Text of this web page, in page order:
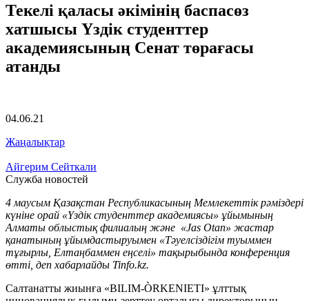
Текелі қаласы әкімінің баспасөз
хатшысы Үздік студенттер
академиясының Сенат төрағасы
атанды
04.06.21
Жаңалықтар
Айгерим Сейткали
Служба новостей
4 маусым Қазақстан Республикасының Мемлекеттік рәміздері
күніне орай «Үздік студенттер академиясы» ұйымының
Алматы облыстық филиалың және «Jas Otan» жастар
қанатының ұйымдастыруымен «Тәуелсіздігім туыммен
тұғырлы, Елтаңбаммен еңселі» тақырыбында конференция
өтті, деп хабарлайды Tinfo.kz.
Салтанатты жиынға «BILIM-ÒRKENIETI» ұлттық